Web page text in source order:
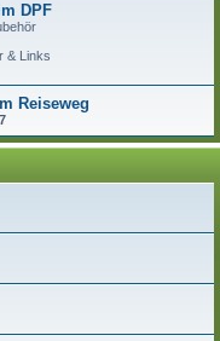
DPF
& Links
Reiseweg